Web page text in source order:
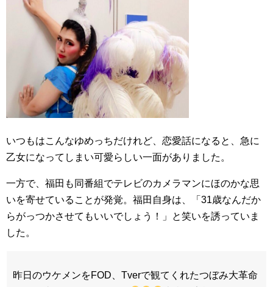
いつもはこんなゆめっちだけれど、恋愛話になると、急に
乙女になってしまい可愛らしい一面がありました。
一方で、福田も同番組でテレビのカメラマンにほのかな思
いを寄せていることが発覚。福田自身は、「31歳なんだか
らがっつかさせてもいいでしょう！」と笑いを誘っていま
した。
昨日のウケメンをFOD、Tverで観てくれたつぼみ大革命